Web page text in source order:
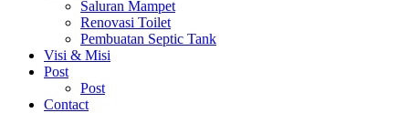
Saluran Mampet
Renovasi Toilet
Pembuatan Septic Tank
Visi & Misi
Post
Post
Contact